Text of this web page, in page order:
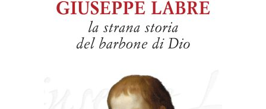
AGGIUNGI AL CARRELLO